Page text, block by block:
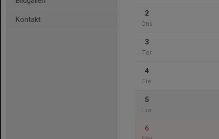
Kontakt
2
Ons
3
Tor
4
Fre
5
Lör
6